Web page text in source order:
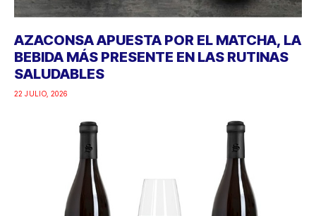
AZACONSA APUESTA POR EL MATCHA, LA
BEBIDA MÁS PRESENTE EN LAS RUTINAS
SALUDABLES
22 JULIO, 2026